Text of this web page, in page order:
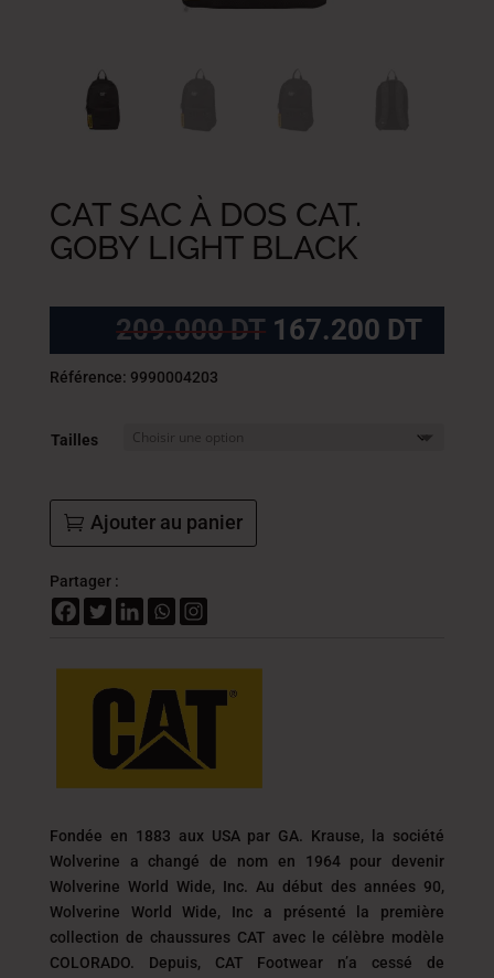
CAT SAC À DOS CAT.
GOBY LIGHT BLACK
209.000DT Le
prix
167.200 DTLe
prix
Référence: 9990004203
Tailles
Ajouter au panier
Partager :
Fondée en 1883 aux USA par GA. Krause, la société
Wolverine a changé de nom en 1964 pour devenir
Wolverine World Wide, Inc. Au début des années 90,
Wolverine World Wide, Inc a présenté la première
collection de chaussures CAT avec le célèbre modèle
COLORADO. Depuis, CAT Footwear n’a cessé de